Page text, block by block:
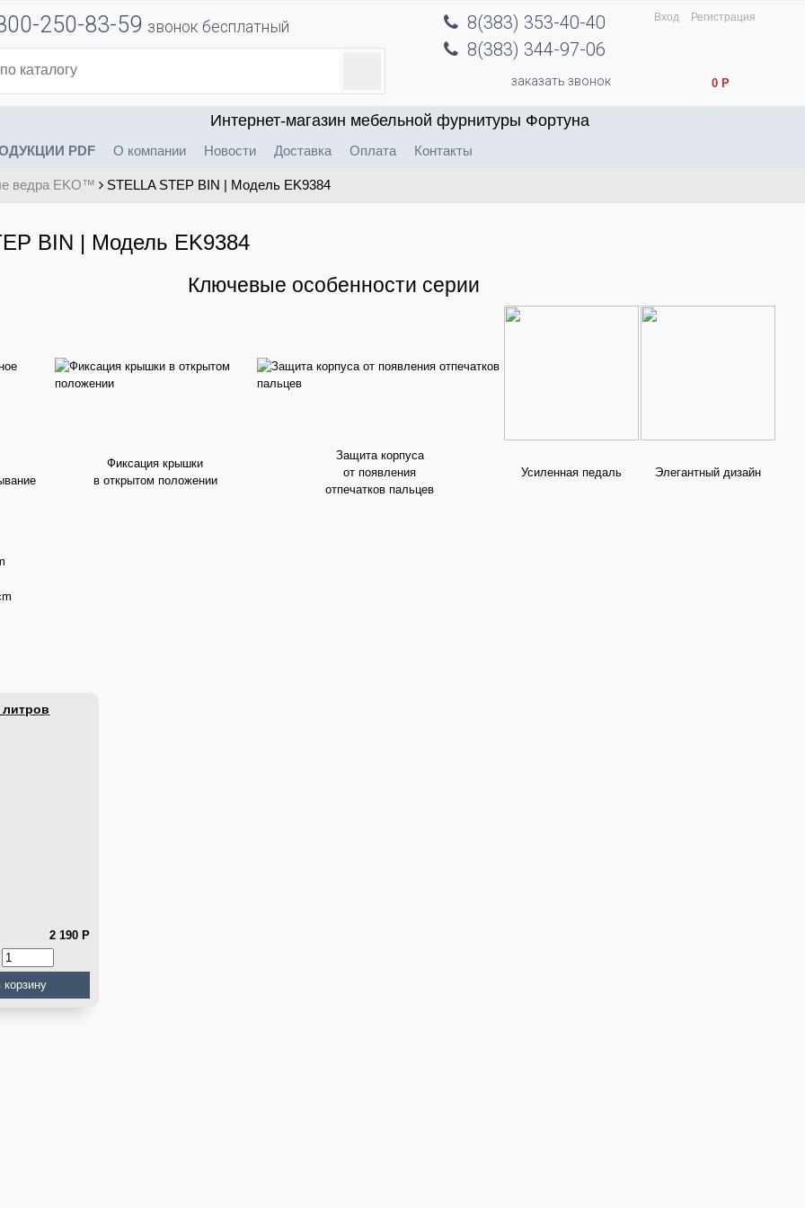
Вход Регистрация
250-83-59 звонок бесплатный
8(383) 353-40-40
8(383) 344-97-06
заказать звонок 0 Р
Интернет-магазин мебельной фурнитуры Фортуна
PDF О компании Новости Доставка Оплата Контакты
ведра EKO™ STELLA STEP BIN | Модель EK9384
BIN | Модель EK9384
Ключевые особенности серии
Фиксация крышки
в открытом положении
Защита корпуса
от появления
отпечатков пальцев
Усиленная педаль Элегантный дизайн
литров
2 190 Р